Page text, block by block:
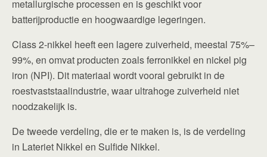
metallurgische processen en is geschikt voor
batterijproductie en hoogwaardige legeringen.
Class 2‑nikkel heeft een lagere zuiverheid, meestal 75%–
99%, en omvat producten zoals ferronikkel en nickel pig
iron (NPI). Dit materiaal wordt vooral gebruikt in de
roestvaststaalindustrie, waar ultrahoge zuiverheid niet
noodzakelijk is.
De tweede verdeling, die er te maken is, is de verdeling
in Lateriet Nikkel en Sulfide Nikkel.